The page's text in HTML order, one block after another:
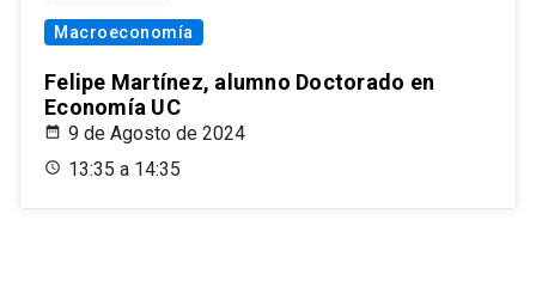
Macroeconomía
Felipe Martínez, alumno Doctorado en
Economía UC
9 de Agosto de 2024
13:35 a 14:35